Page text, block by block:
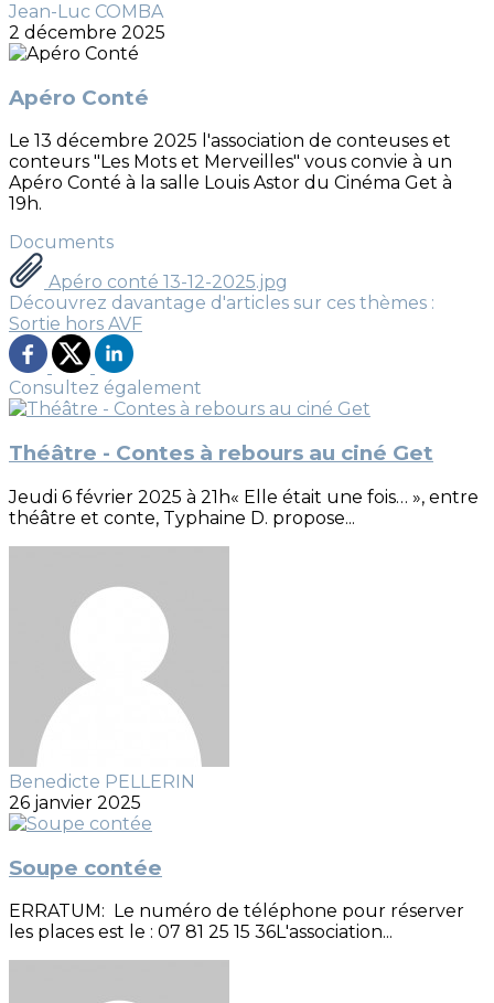
Jean-Luc COMBA
2 décembre 2025
Apéro Conté
Le 13 décembre 2025 l'association de conteuses et
conteurs "Les Mots et Merveilles" vous convie à un
Apéro Conté à la salle Louis Astor du Cinéma Get à
19h.
Documents
Apéro conté 13-12-2025.jpg
Découvrez davantage d'articles sur ces thèmes :
Sortie hors AVF
Consultez également
Théâtre - Contes à rebours au ciné Get
Jeudi 6 février 2025 à 21h« Elle était une fois… », entre
théâtre et conte, Typhaine D. propose...
Benedicte PELLERIN
26 janvier 2025
Soupe contée
ERRATUM: Le numéro de téléphone pour réserver
les places est le : 07 81 25 15 36L'association...